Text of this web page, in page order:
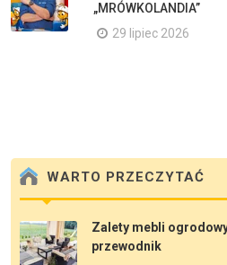
„MRÓWKOLANDIA”
29 lipiec 2026
WARTO PRZECZYTAĆ
Zalety mebli
przewodnik